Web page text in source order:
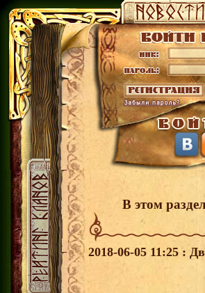
В этом
2018-06-05 11:25 :